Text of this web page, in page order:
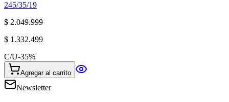
245/35/19
$ 2.049.999
$ 1.332.499
C/U-35%
Agregar al carrito
Newsletter